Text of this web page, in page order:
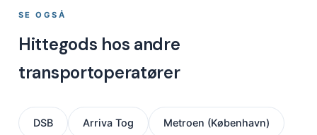
SE OGSÅ
Hittegods hos andre
transportoperatører
DSB Arriva Tog Metroen (København)